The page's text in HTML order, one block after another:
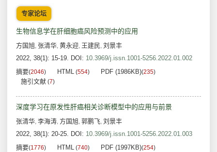
专家论坛
生物信息学在肝细胞癌风险预测中的应用
方国旭, 张清华, 黄永迎, 王建民, 刘景丰
2022, 38(1): 15-19. DOI: 10.3969/j.issn.1001-5256.2022.01.002
摘要(2046) HTML (554) PDF (1986KB)(235)
施引文献 (7)
深度学习在原发性肝癌相关诊断模型中的应用与前景
张清华, 李海涛, 方国旭, 郭鹏飞, 刘景丰
2022, 38(1): 20-25. DOI: 10.3969/j.issn.1001-5256.2022.01.003
摘要(1776) HTML (740) PDF (1997KB)(254)